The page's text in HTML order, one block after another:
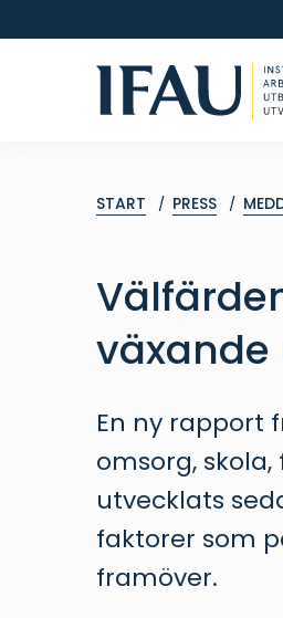
START PRESS
En ny rapport
omsorg,
utvecklats
faktorer som
framöver.